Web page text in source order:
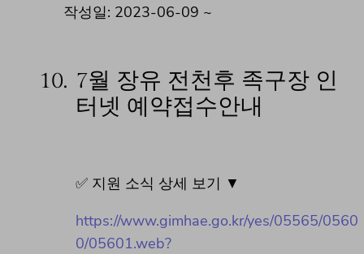
작성일: 2023-06-09 ~
10. 7월 장유 전천후 족구장 인
터넷 예약접수안내
✅ 지원 소식 상세 보기 ▼
https://www.gimhae.go.kr/yes/05565/0560
0/05601.web?